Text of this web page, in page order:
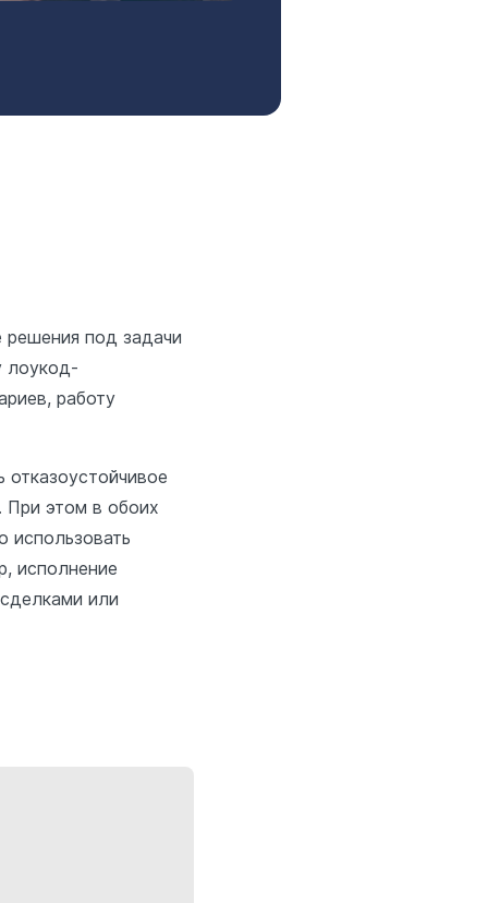
под задачи
лоукод-
работу
отказоустойчивое
При этом в обоих
использовать
исполнение
или